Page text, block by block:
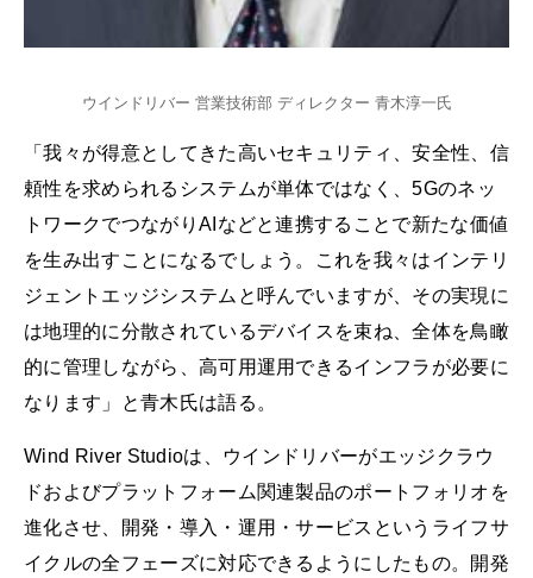
ウインドリバー 営業技術部 ディレクター 青木淳一氏
「我々が得意としてきた高いセキュリティ、安全性、信
頼性を求められるシステムが単体ではなく、5Gのネッ
トワークでつながりAIなどと連携することで新たな価値
を生み出すことになるでしょう。これを我々はインテリ
ジェントエッジシステムと呼んでいますが、その実現に
は地理的に分散されているデバイスを束ね、全体を鳥瞰
的に管理しながら、高可用運用できるインフラが必要に
なります」と青木氏は語る。
Wind River Studioは、ウインドリバーがエッジクラウ
ドおよびプラットフォーム関連製品のポートフォリオを
進化させ、開発・導入・運用・サービスというライフサ
イクルの全フェーズに対応できるようにしたもの。開発